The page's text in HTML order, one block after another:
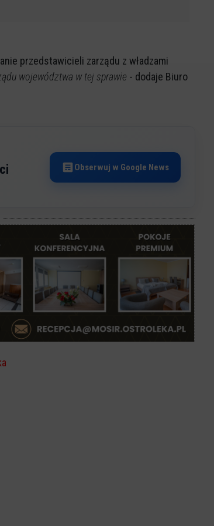
przedstawicieli zarządu z władzami
województwa w tej sprawie - dodaje Biuro
Obserwuj w Google News